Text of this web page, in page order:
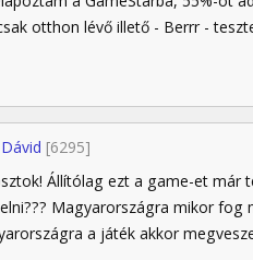
otthon lévő illető - Berrr -
Dávid [6295]
Állítólag ezt a game-et már
Magyarországra mikor fog
a játék akkor